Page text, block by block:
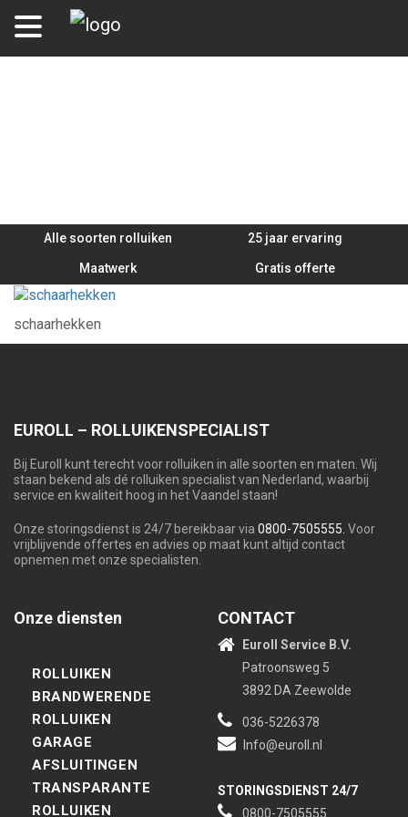
Alle soorten rolluiken 25 jaar ervaring
Maatwerk Gratis offerte
schaarhekken
EUROLL – ROLLUIKENSPECIALIST
Bij Euroll kunt terecht voor rolluiken in alle soorten en maten. Wij
staan bekend als dé rolluiken specialist van Nederland, waarbij
service en kwaliteit hoog in het Vaandel staan!
Onze storingsdienst is 24/7 bereikbaar via 0800-7505555. Voor
vrijblijvende offertes en advies op maat kunt altijd contact
opnemen met onze specialisten.
Onze diensten
ROLLUIKEN
BRANDWERENDE
ROLLUIKEN
GARAGE
AFSLUITINGEN
TRANSPARANTE
ROLLUIKEN
CONTACT
Euroll Service B.V.
Patroonsweg 5
3892 DA Zeewolde
036-5226378
Info@euroll.nl
STORINGSDIENST 24/7
0800-7505555